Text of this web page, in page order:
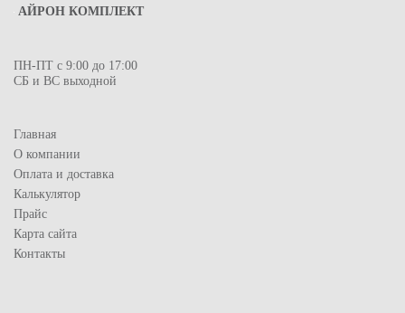
АЙРОН КОМПЛЕКТ
ПН-ПТ с 9:00 до 17:00
СБ и ВС выходной
Главная
О компании
Оплата и доставка
Калькулятор
Прайс
Карта сайта
Контакты